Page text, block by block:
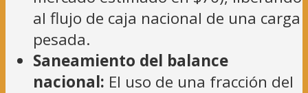
al flujo de caja nacional de una carga
pesada.
Saneamiento del balance
nacional: El uso de una fracción del